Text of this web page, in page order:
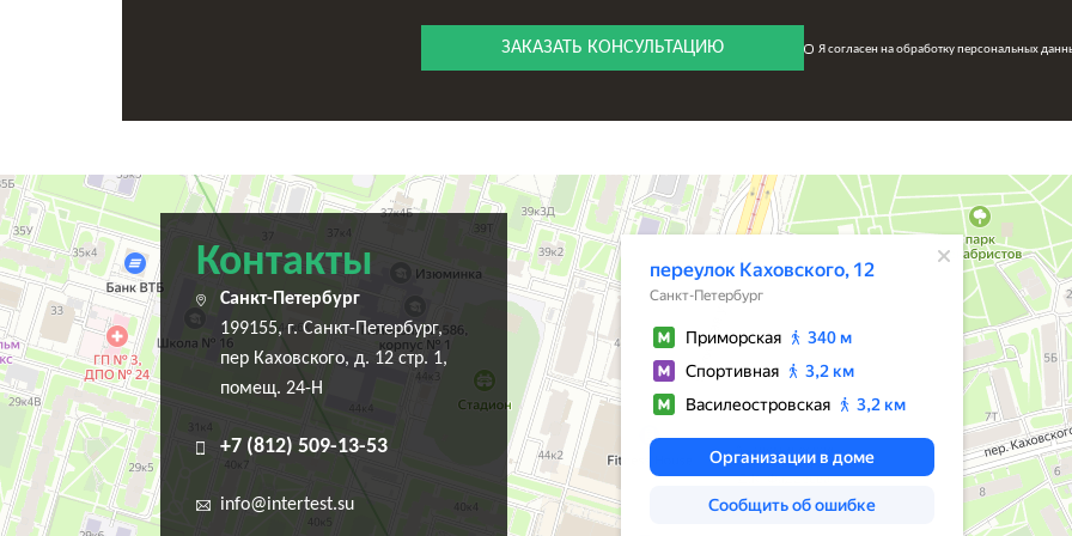
ЗАКАЗАТЬ КОНСУЛЬТАЦИЮ Я согласен на обработку персональных
Санкт‑Петербург
Переулок Каховского, 12 — Яндекс Карты
Контакты
Санкт-Петербург
199155, г. Санкт-Петербург,
пер Каховского, д. 12 стр. 1,
помещ. 24-Н
+7 (812) 509-13-53
info@intertest.su